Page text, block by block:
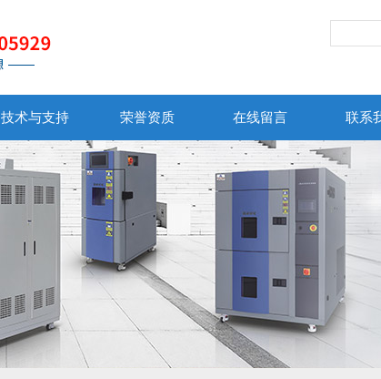
技术与支持 荣誉资质 在线留言 联系